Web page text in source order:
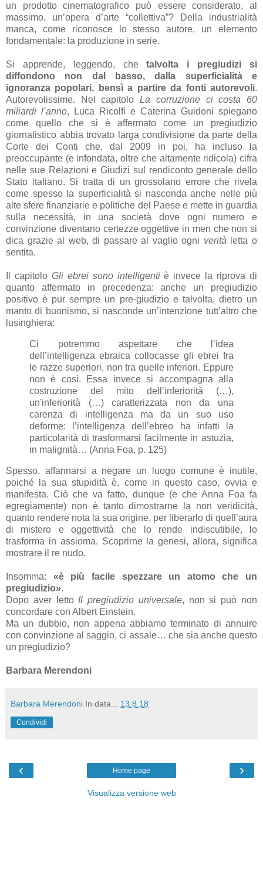
un prodotto cinematografico può essere considerato, al
massimo, un’opera d’arte “collettiva”? Della industrialità
manca, come riconosce lo stesso autore, un elemento
fondamentale: la produzione in serie.
Si apprende, leggendo, chetalvolta i pregiudizi si
diffondono non dal basso, dalla superficialità e
ignoranza popolari, bensì a partire da fonti autorevoli.
Autorevolissime. Nel capitoloLa corruzione ci costa 60
miliardi l’anno, Luca Ricolfi e Caterina Guidoni spiegano
come quello che si è affermato come un pregiudizio
giornalistico abbia trovato larga condivisione da parte della
Corte dei Conti che, dal 2009 in poi, ha incluso la
preoccupante (e infondata, oltre che altamente ridicola) cifra
nelle sue Relazioni e Giudizi sul rendiconto generale dello
Stato italiano. Si tratta di un grossolano errore che rivela
come spesso la superficialità si nasconda anche nelle più
alte sfere finanziarie e politiche del Paese e mette in guardia
sulla necessità, in una società dove ogni numero e
convinzione diventano certezze oggettive in men che non si
dica grazie al web, di passare al vaglio ogni verità letta o
sentita.
Il capitolo Gli ebrei sono intelligentiè invece la riprova di
quanto affermato in precedenza: anche un pregiudizio
positivo è pur sempre un pre-giudizio e talvolta, dietro un
manto di buonismo, si nasconde un’intenzione tutt’altro che
lusinghiera:
Ci potremmo aspettare che l’idea
dell’intelligenza ebraica collocasse gli ebrei fra
le razze superiori, non tra quelle inferiori. Eppure
non è così. Essa invece si accompagna alla
costruzione del mito dell’inferiorità (…),
un'inferiorità (…) caratterizzata non da una
carenza di intelligenza ma da un suo uso
deforme: l’intelligenza dell’ebreo ha infatti la
particolarità di trasformarsi facilmente in astuzia,
in malignità… (Anna Foa, p. 125)
Spesso, affannarsi a negare un luogo comune è inutile,
poiché la sua stupidità è, come in questo caso, ovvia e
manifesta. Ciò che va fatto, dunque (e che Anna Foa fa
egregiamente) non è tanto dimostrarne la non veridicità,
quanto rendere nota la sua origine, per liberarlo di quell’aura
di mistero e oggettività che lo rende indiscutibile, lo
trasforma in assioma. Scoprirne la genesi, allora, significa
mostrare il re nudo.
Insomma: «è più facile spezzare un atomo che un
pregiudizio».
Dopo aver letto Il pregiudizio universale, non si può non
concordare con Albert Einstein.
Ma un dubbio, non appena abbiamo terminato di annuire
con convinzione al saggio, ci assale… che sia anche questo
un pregiudizio?
Barbara Merendoni
Barbara Merendoni In data... 13.8.18
Condividi
‹ ›
Home page
Visualizza versione web